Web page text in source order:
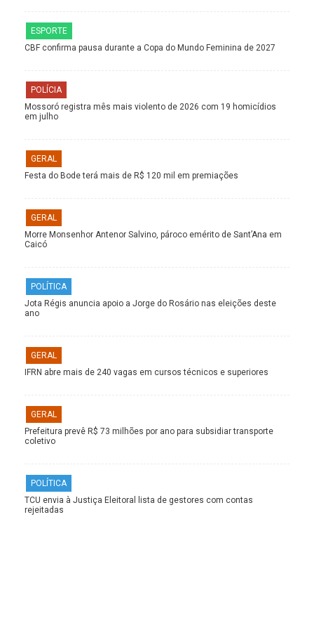
ESPORTE
CBF confirma pausa durante a Copa do Mundo Feminina de 2027
POLÍCIA
Mossoró registra mês mais violento de 2026 com 19 homicídios
em julho
GERAL
Festa do Bode terá mais de R$ 120 mil em premiações
GERAL
Morre Monsenhor Antenor Salvino, pároco emérito de Sant’Ana em
Caicó
POLÍTICA
Jota Régis anuncia apoio a Jorge do Rosário nas eleições deste
ano
GERAL
IFRN abre mais de 240 vagas em cursos técnicos e superiores
GERAL
Prefeitura prevê R$ 73 milhões por ano para subsidiar transporte
coletivo
POLÍTICA
TCU envia à Justiça Eleitoral lista de gestores com contas
rejeitadas